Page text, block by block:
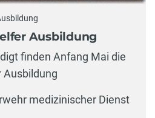
Ausbildung
finden Anfang Mai die
medizinischer Dienst